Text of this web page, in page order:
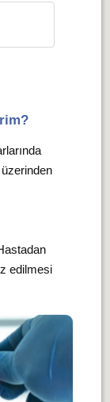
üzerinden
edilmesi